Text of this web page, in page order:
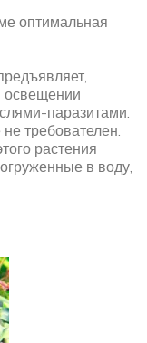
оптимальная
освещении
паразитами.
требователен.
растения
в воду,